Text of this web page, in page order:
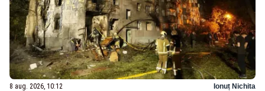
8 aug. 2026, 10:12 Ionuț Nichita